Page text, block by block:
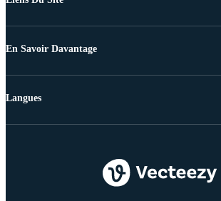
En Savoir Davantage
Langues